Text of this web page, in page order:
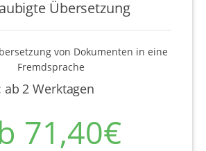
Übersetzung
von Dokumenten in eine
Fremdsprache
ab 2 Werktagen
71,40€